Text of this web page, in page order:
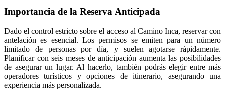
Importancia de la Reserva Anticipada
Dado el control estricto sobre el acceso al Camino Inca, reservar con
antelación es esencial. Los permisos se emiten para un número
limitado de personas por día, y suelen agotarse rápidamente.
Planificar con seis meses de anticipación aumenta las posibilidades
de asegurar un lugar. Al hacerlo, también podrás elegir entre más
operadores turísticos y opciones de itinerario, asegurando una
experiencia más personalizada.